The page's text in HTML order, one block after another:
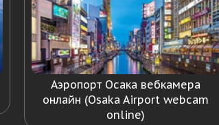
Аэропорт Осака вебкамера
онлайн (Osaka Airport webcam
online)